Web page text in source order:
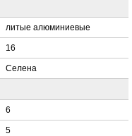
литые алюминиевые
16
Селена
6
5